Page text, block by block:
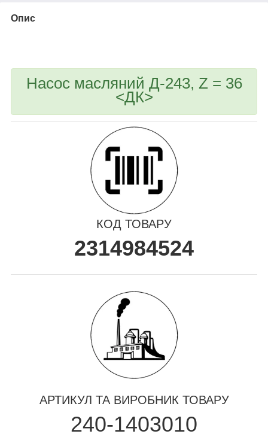
Опис
Насос масляний Д-243, Z = 36
<ДК>
КОД ТОВАРУ
2314984524
АРТИКУЛ ТА ВИРОБНИК ТОВАРУ
240-1403010